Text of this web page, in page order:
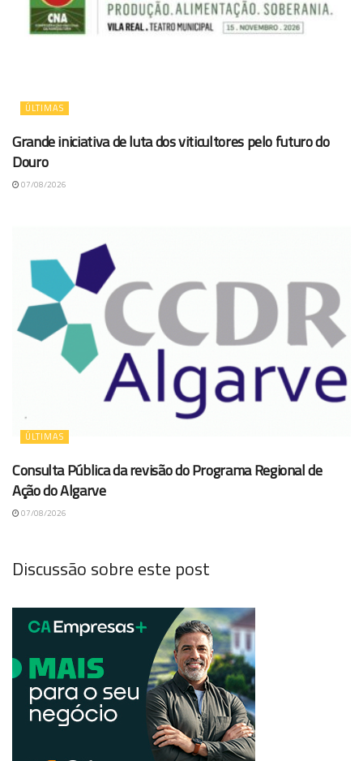
ÚLTIMAS
Grande iniciativa de luta dos viticultores pelo futuro do
Douro
07/08/2026
ÚLTIMAS
Consulta Pública da revisão do Programa Regional de
Ação do Algarve
07/08/2026
Discussão sobre este post